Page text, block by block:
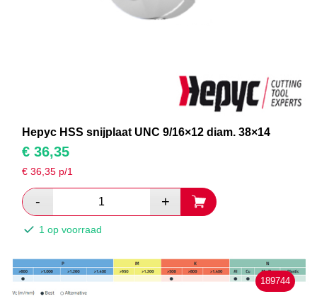
Hepyc HSS snijplaat UNC 9/16×12 diam. 38×14
€ 36,35
€36,35 p/1
1 op voorraad
189744